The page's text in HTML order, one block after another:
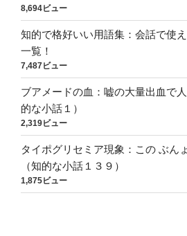
8,694ビュー
知的で格好いい用語集：会話で使
一覧！
7,487ビュー
ブアメードの血：嘘の大量出血で
的な小話１）
2,319ビュー
タイポグリセミア現象：この ぶん
（知的な小話１３９）
1,875ビュー